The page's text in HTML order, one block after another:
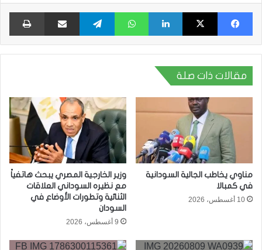
فيسبوك X لينكدإن واتساب تيلقرام مشاركة عبر البريد
مقالات ذات صلة
مناوي يخاطب الجالية السودانية
في كمبالا
10 أغسطس، 2026
وزير الخارجية المصري يبحث هاتفياً
مع نظيره السوداني العلاقات
الثنائية وتطورات الأوضاع في
السودان
9 أغسطس، 2026